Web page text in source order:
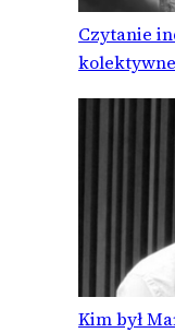
Czytanie
kolektywne
Kim był